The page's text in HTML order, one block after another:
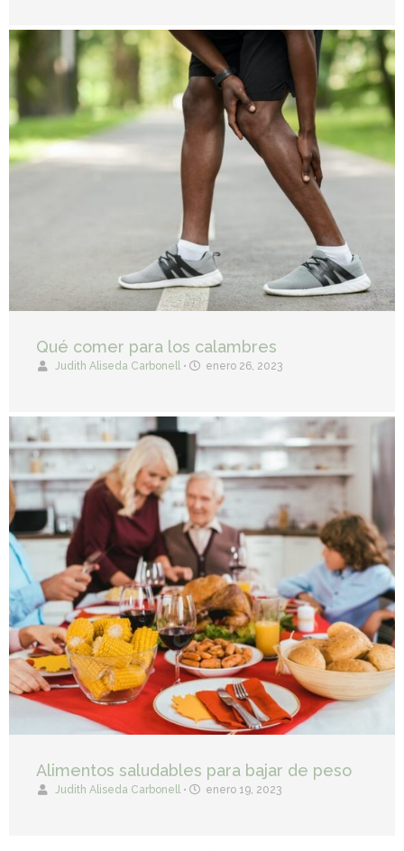
Qué comer para los calambres
Judith Aliseda Carbonell • enero 26, 2023
Alimentos saludables para bajar de peso
Judith Aliseda Carbonell • enero 19, 2023